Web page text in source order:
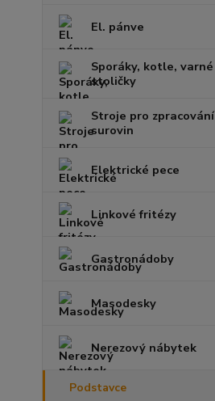
El. pánve
Sporáky, kotle, varné
stoličky
Stroje pro zpracování
surovin
Elektrické pece
Linkové fritézy
Gastronádoby
Masodesky
Nerezový nábytek
Podstavce